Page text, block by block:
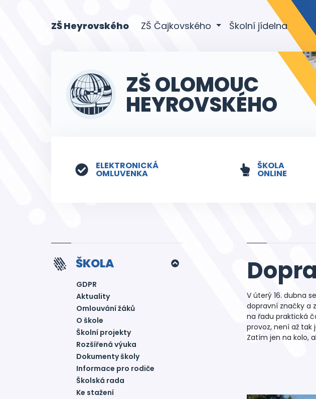
ZŠ Heyrovského(current)
ZŠ Čajkovského Školní jídelna
ZŠ OLOMOUC
HEYROVSKÉHO
ELEKTRONICKÁ
OMLUVENKA
ŠKOLA
ONLINE
ŠKOLA
GDPR
Aktuality
Omlouvání žáků
O škole
Školní projekty
Rozšířená výuka
Dokumenty školy
Informace pro rodiče
Školská rada
Ke stažení
V úterý 16. dubna
dopravní značky a
na řadu praktická
provoz, není až tak
Zatím jen na kolo,